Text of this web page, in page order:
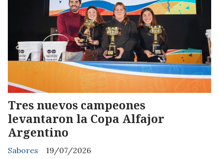
Tres nuevos campeones
levantaron la Copa Alfajor
Argentino
Sabores
19/07/2026